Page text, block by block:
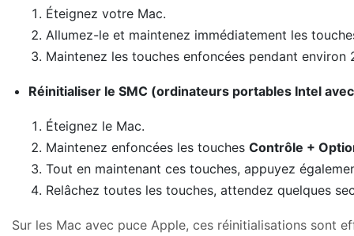
Éteignez votre Mac.
Allumez-le et maintenez immédiatement les
Maintenez les touches enfoncées pendant
Réinitialiser le SMC (ordinateurs portables Intel
Éteignez le Mac.
Maintenez enfoncées les touches Contrôle +
Tout en maintenant ces touches, appuyez
Relâchez toutes les touches, attendez quelques
Sur les Mac avec puce Apple, ces réinitialisations sont